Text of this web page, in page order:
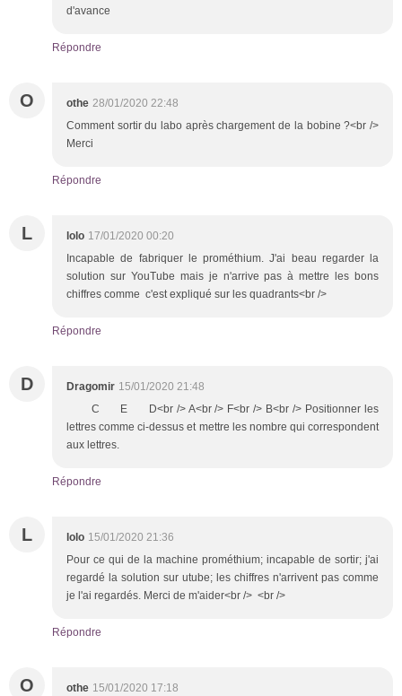
d'avance
Répondre
O othe 28/01/2020 22:48
Comment sortir du labo après chargement de la bobine ?<br />
Merci
Répondre
L lolo 17/01/2020 00:20
Incapable de fabriquer le prométhium. J'ai beau regarder la
solution sur YouTube mais je n'arrive pas à mettre les bons
chiffres comme c'est expliqué sur les quadrants<br />
Répondre
D Dragomir 15/01/2020 21:48
C E D<br /> A<br /> F<br /> B<br /> Positionner les
lettres comme ci-dessus et mettre les nombre qui correspondent
aux lettres.
Répondre
L lolo 15/01/2020 21:36
Pour ce qui de la machine prométhium; incapable de sortir; j'ai
regardé la solution sur utube; les chiffres n'arrivent pas comme
je l'ai regardés. Merci de m'aider<br /> <br />
Répondre
O othe 15/01/2020 17:18